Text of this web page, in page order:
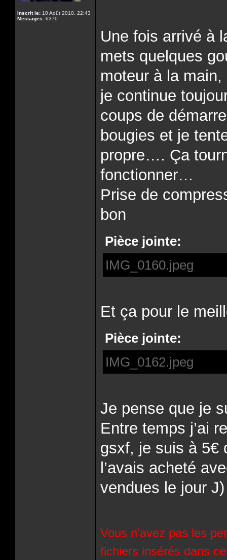
Inscrit le: 10 Août 2010, 22:43
Messages: 6370
Une fois arrivé à
mets quelques
moteur à la
je continue
coups de
bougies et je
propre…. Ça
fonctionner…
Prise de
bon
Pièce jointe:
IMG_0160.jpeg
Et ça pour le
Pièce jointe:
IMG_0162.jpeg
Je pense que je
Entre temps j’ai
gsxf, je suis à 5€
l’avais acheté
vendues le jour J)
Vous n’avez pas les
fichiers insérés dans